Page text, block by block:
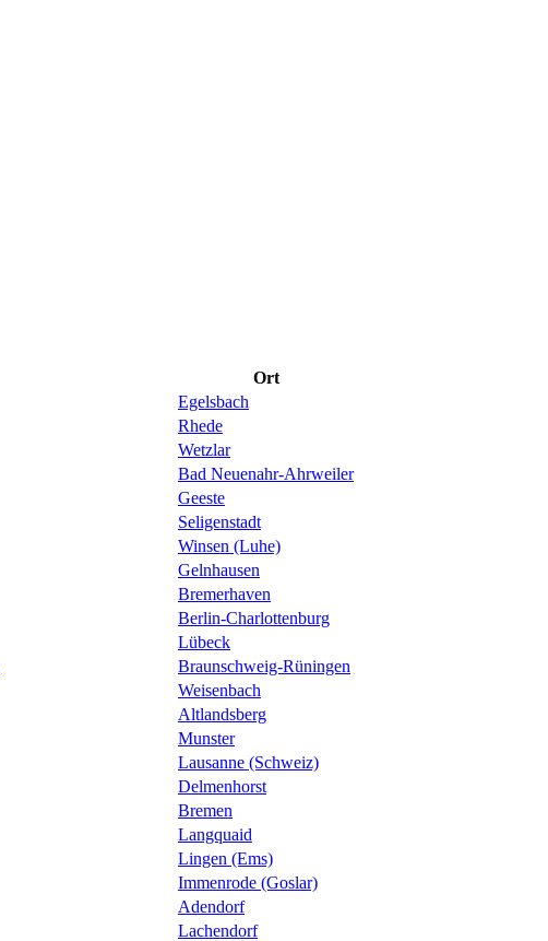
Ort
Egelsbach
Rhede
Wetzlar
Bad Neuenahr-Ahrweiler
Geeste
Seligenstadt
Winsen (Luhe)
Gelnhausen
Bremerhaven
Berlin-Charlottenburg
Lübeck
Braunschweig-Rüningen
Weisenbach
Altlandsberg
Munster
Lausanne (Schweiz)
Delmenhorst
Bremen
Langquaid
Lingen (Ems)
Immenrode (Goslar)
Adendorf
Lachendorf